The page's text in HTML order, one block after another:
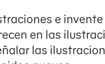
e
en las
las